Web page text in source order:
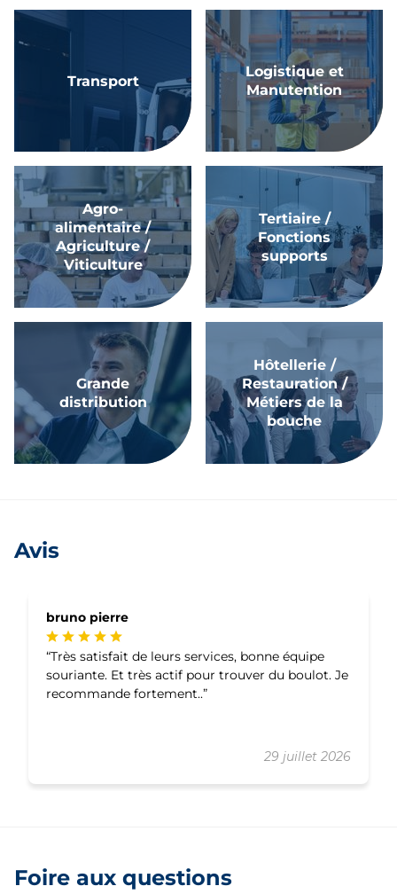
Transport
Logistique et
Manutention
Agro-
alimentaire /
Agriculture /
Viticulture
Tertiaire /
Fonctions
supports
Grande
distribution
Hôtellerie /
Restauration /
Métiers de la
bouche
Avis
bruno pierre
29 juillet 2026
Très satisfait de leurs services, bonne équipe
souriante. Et très actif pour trouver du boulot. Je
recommande fortement..
Foire aux questions